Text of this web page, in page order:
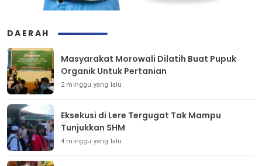
DAERAH
Masyarakat Morowali Dilatih Buat Pupuk
Organik Untuk Pertanian
2 minggu yang lalu
Eksekusi di Lere Tergugat Tak Mampu
Tunjukkan SHM
4 minggu yang lalu